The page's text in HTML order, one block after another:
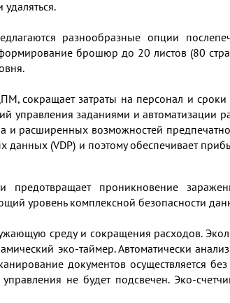
разнообразные опции
брошюр до 20 листов (80
сокращает затраты на персонал и
заданиями и автоматизации
и расширенных возможностей
(VDP) и поэтому обеспечивает
проникновение
уровень комплексной безопасности
среду и сокращения расходов.
эко-таймер. Автоматически
документов осуществляется без
не будет подсвечен. Эко-